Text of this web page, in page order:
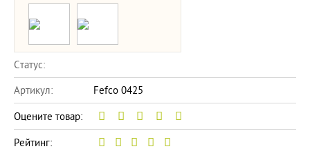
Статус:
Артикул:
Fefco 0425
Оцените товар:
Рейтинг: